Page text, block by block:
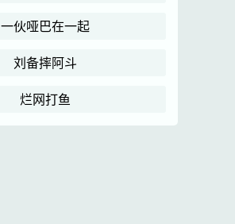
一伙哑巴在一起
刘备摔阿斗
烂网打鱼